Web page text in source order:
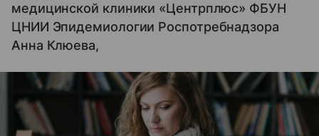
медицинской клиники «Центрплюс» ФБУН
ЦНИИ Эпидемиологии Роспотребнадзора
Анна Клюева,